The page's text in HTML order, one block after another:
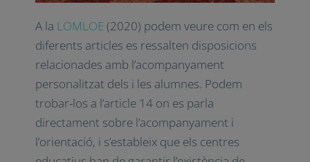
LOMLOE
(2020) podem veure com en
els diferents articles es ressalten
disposicions relacionades amb
l’acompanyament personalitzat dels i les
alumnes. Podem trobar-los a l’article 14 on